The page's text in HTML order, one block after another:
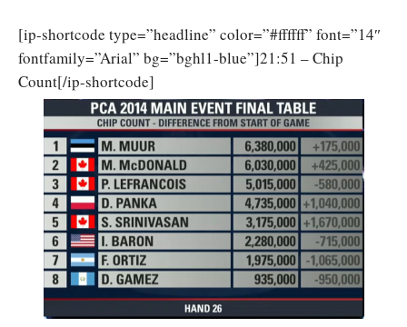
[ip-shortcode type=”headline” color=”#ffffff” font=”14″
fontfamily=”Arial” bg=”bghl1-blue”]21:51 – Chip
Count[/ip-shortcode]